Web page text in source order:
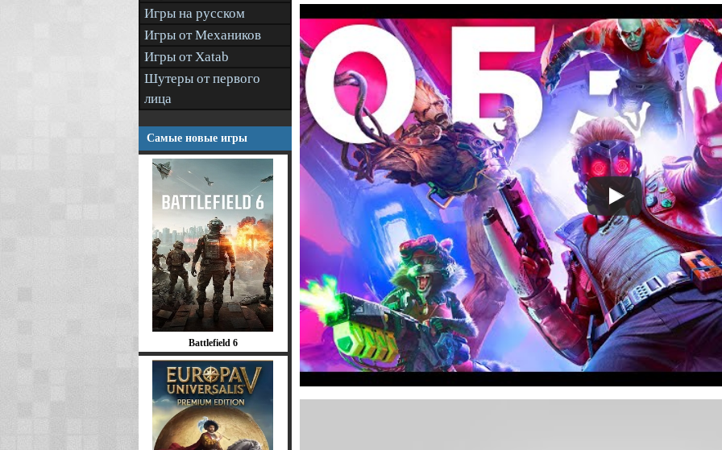
Игры на русском
Игры от Механиков
Игры от Xatab
Шутеры от первого
лица
Самые новые игры
Battlefield 6